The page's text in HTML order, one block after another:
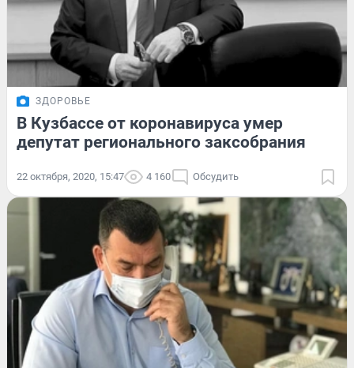
ЗДОРОВЬЕ
В Кузбассе от коронавируса умер
депутат регионального заксобрания
22 октября, 2020, 15:47 4 160 Обсудить